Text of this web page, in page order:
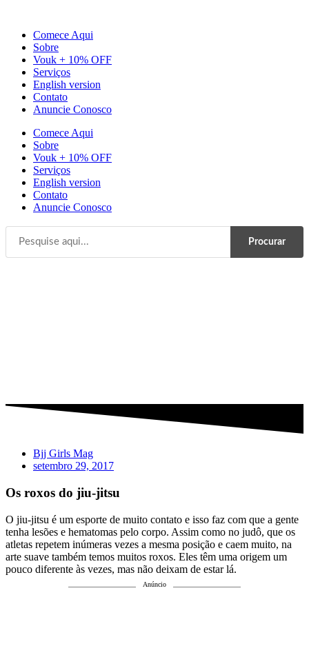
conteúdo
Comece Aqui
Sobre
Vouk + 10% OFF
Serviços
English version
Contato
Anuncie Conosco
Comece Aqui
Sobre
Vouk + 10% OFF
Serviços
English version
Contato
Anuncie Conosco
Procurar
Bjj Girls Mag
setembro 29, 2017
Os roxos do jiu-jitsu
O jiu-jitsu é um esporte de muito contato e isso faz com que a gente
tenha lesões e hematomas pelo corpo. Assim como no judô, que os
atletas repetem inúmeras vezes a mesma posição e caem muito, na
arte suave também temos muitos roxos. Eles têm uma origem um
pouco diferente às vezes, mas não deixam de estar lá.
Anúncio